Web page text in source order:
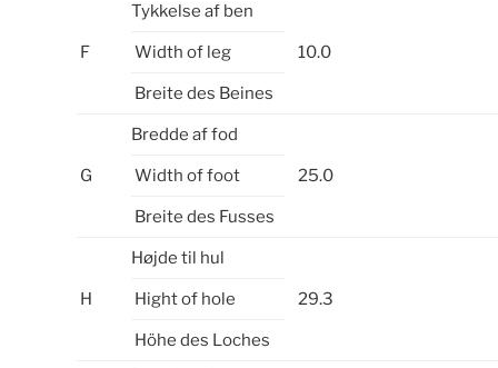
F
Tykkelse af ben
10.0
Width of leg
Breite des Beines
G
Bredde af fod
25.0
Width of foot
Breite des Fusses
H
Højde til hul
29.3
Hight of hole
Höhe des Loches